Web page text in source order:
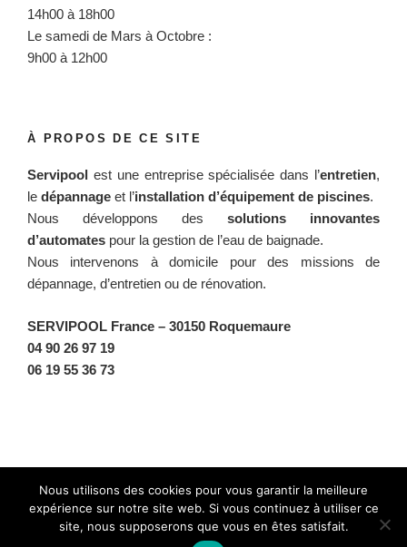
14h00 à 18h00
Le samedi de Mars à Octobre :
9h00 à 12h00
À PROPOS DE CE SITE
Servipool est une entreprise spécialisée dans l’entretien,
le dépannage et l’installation d’équipement de piscines.
Nous développons des solutions innovantes
d’automates pour la gestion de l’eau de baignade.
Nous intervenons à domicile pour des missions de
dépannage, d’entretien ou de rénovation.
SERVIPOOL France – 30150 Roquemaure
04 90 26 97 19
06 19 55 36 73
Fièrement propulsé par WordPress
Nous utilisons des cookies pour vous garantir la meilleure
expérience sur notre site web. Si vous continuez à utiliser ce
site, nous supposerons que vous en êtes satisfait.